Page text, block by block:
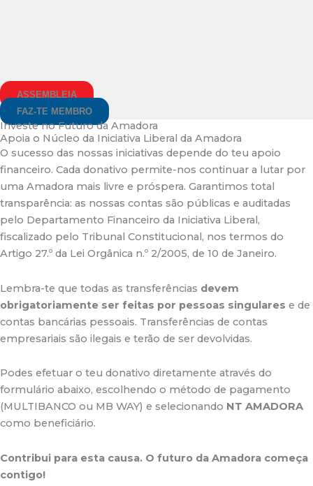
ASSEMBLEIA
FAZ-TE MEMBRO
Investe no Futuro da Amadora
Apoia o Núcleo da Iniciativa Liberal da Amadora​
O sucesso das nossas iniciativas depende do teu apoio
financeiro. Cada donativo permite-nos continuar a lutar por
uma Amadora mais livre e próspera. Garantimos total
transparência: as nossas contas são públicas e auditadas
pelo Departamento Financeiro da Iniciativa Liberal,
fiscalizado pelo Tribunal Constitucional, nos termos do
Artigo 27.º da Lei Orgânica n.º 2/2005, de 10 de Janeiro.
Lembra-te que todas as transferências devem
obrigatoriamente ser feitas por pessoas singulares e de
contas bancárias pessoais. Transferências de contas
empresariais são ilegais e terão de ser devolvidas.
Podes efetuar o teu donativo diretamente através do
formulário abaixo, escolhendo o método de pagamento
(MULTIBANCO ou MB WAY) e selecionando NT AMADORA
como beneficiário.
Contribui para esta causa. O futuro da Amadora começa
contigo!